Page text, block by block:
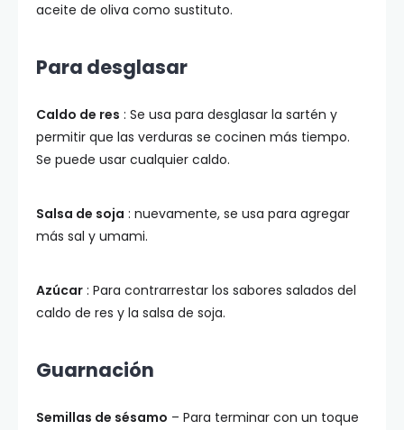
aceite de oliva como sustituto.
Para desglasar
Caldo de res : Se usa para desglasar la sartén y
permitir que las verduras se cocinen más tiempo.
Se puede usar cualquier caldo.
Salsa de soja : nuevamente, se usa para agregar
más sal y umami.
Azúcar : Para contrarrestar los sabores salados del
caldo de res y la salsa de soja.
Guarnación
Semillas de sésamo – Para terminar con un toque